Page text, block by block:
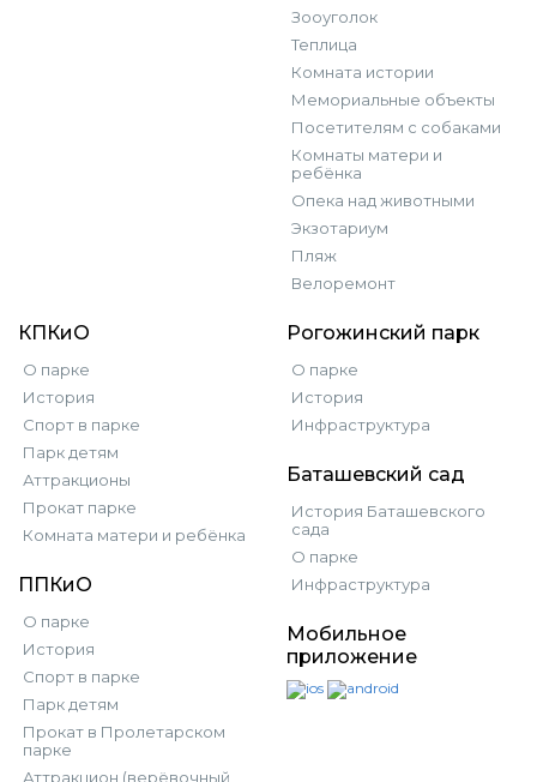
Зооуголок
Теплица
Комната истории
Мемориальные объекты
Посетителям с собаками
Комнаты матери и
ребёнка
Опека над животными
Экзотариум
Пляж
Велоремонт
КПКиО
О парке
История
Спорт в парке
Парк детям
Аттракционы
Прокат парке
Комната матери и ребёнка
ППКиО
О парке
История
Спорт в парке
Парк детям
Прокат в Пролетарском
парке
Аттракцион (верёвочный
Рогожинский парк
О парке
История
Инфраструктура
Баташевский сад
История Баташевского
сада
О парке
Инфраструктура
Мобильное
приложение